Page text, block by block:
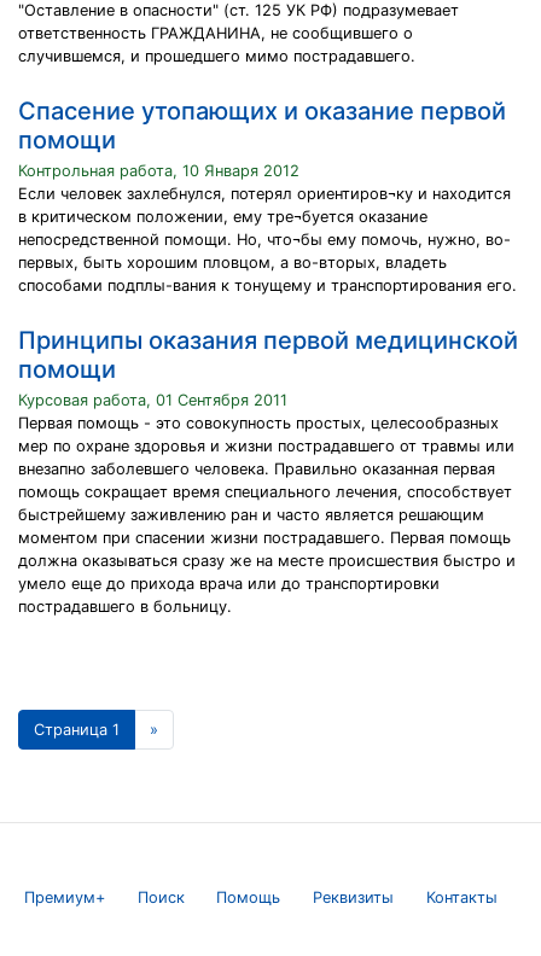
"Оставление в опасности" (ст. 125 УК РФ) подразумевает
ответственность ГРАЖДАНИНА, не сообщившего о
случившемся, и прошедшего мимо пострадавшего.
Спасение утопающих и оказание первой
помощи
Контрольная работа, 10 Января 2012
Если человек захлебнулся, потерял ориентиров¬ку и находится
в критическом положении, ему тре¬буется оказание
непосредственной помощи. Но, что¬бы ему помочь, нужно, во-
первых, быть хорошим пловцом, а во-вторых, владеть
способами подплы-вания к тонущему и транспортирования его.
Принципы оказания первой медицинской
помощи
Курсовая работа, 01 Сентября 2011
Первая помощь - это совокупность простых, целесообразных
мер по охране здоровья и жизни пострадавшего от травмы или
внезапно заболевшего человека. Правильно оказанная первая
помощь сокращает время специального лечения, способствует
быстрейшему заживлению ран и часто является решающим
моментом при спасении жизни пострадавшего. Первая помощь
должна оказываться сразу же на месте происшествия быстро и
умело еще до прихода врача или до транспортировки
пострадавшего в больницу.
Страница 1 »
Премиум+ Поиск Помощь Реквизиты Контакты